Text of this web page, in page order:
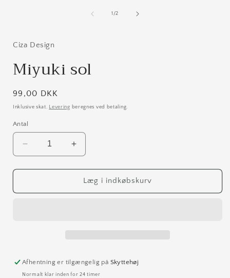
1 /af
2
Ciza Design
Miyuki sol
Normalpris
99,00 DKK
Inklusive skat. Levering beregnes ved betaling.
Antal
Reducer
antallet
for
sol
Øg
antallet
for
Miyuki
sol
Læg i indkøbskurv
Afhentning er tilgængelig på Skyttehøj
Normalt klar inden for 24 timer